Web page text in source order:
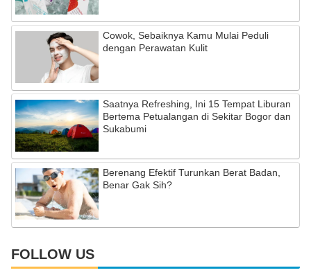
Cowok, Sebaiknya Kamu Mulai Peduli
dengan Perawatan Kulit
Saatnya Refreshing, Ini 15 Tempat Liburan
Bertema Petualangan di Sekitar Bogor dan
Sukabumi
Berenang Efektif Turunkan Berat Badan,
Benar Gak Sih?
FOLLOW US